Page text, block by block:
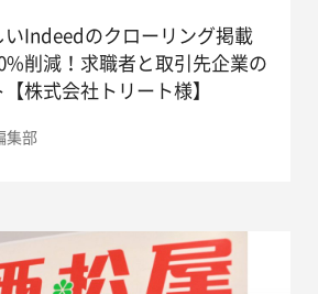
いIndeedのクローリング掲載
削減！求職者と取引先企業の
株式会社トリート様】
集部